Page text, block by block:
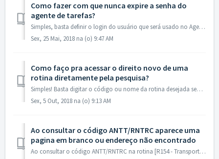
Como fazer com que nunca expire a senha do
agente de tarefas?
Simples, basta definir o login do usuário que será usado no Agente de Tarefas como "agente". R1: web.config do Agente de Tarefas: ...
Sex, 25 Mai, 2018 na (o) 9:47 AM
Como faço pra acessar o direito novo de uma
rotina diretamente pela pesquisa?
Simples! Basta digitar o código ou nome da rotina desejada seguido do operador + e pressionar a tecla enter. Dessa forma, caso a rotina possua o direito nov...
Sex, 5 Out, 2018 na (o) 9:13 AM
Ao consultar o código ANTT/RNTRC aparece uma
pagina em branco ou endereço não encontrado
Ao consultar o código ANTT/RNTRC na rotina [R154 - Transportadores] aparece uma pagina em branco ou endereço não encontrado. Para corrigir este problema, ba...